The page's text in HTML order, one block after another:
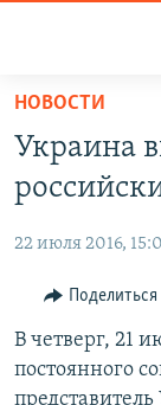
Вернуться
основному
содержанию
Вернутся
навигации
Вернутся
поиску
СПЕЦПРОЕКТЫ
КАРТА ВОЕННЫХ
11 ЛЕТ
ВОДА
ИСТОРИЯ
ЕЩЕ
ИНТЕРАКТИВ
РАДІО
КАК ОБОЙТИ
НОВОСТИ
Украина
22 июля 2016,
Поделиться
В четверг, 21
постоянного